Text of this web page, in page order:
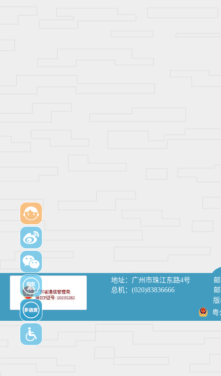
地址： 广州市珠江东路4号
总机： (020)83836666
粤